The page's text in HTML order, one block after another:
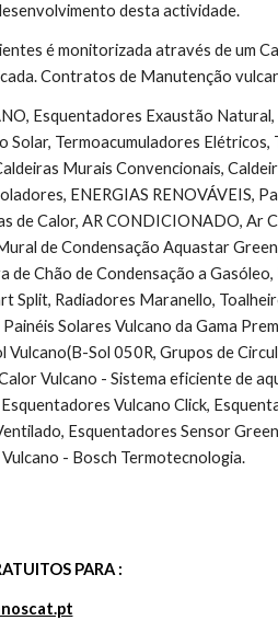
desta actividade.
é monitorizada através de um
Contratos de Manutenção
Termoacumuladores Elétricos,
Murais Convencionais,
ENERGIAS RENOVÁVEIS,
de Calor, AR CONDICIONADO,
de Condensação Aquastar
Chão de Condensação a
Split, Radiadores Maranello,
Solares Vulcano da Gama
Sol 050R, Grupos de
Vulcano - Sistema eficiente de
Vulcano Click,
Esquentadores Sensor
- Bosch Termotecnologia.
PARA :